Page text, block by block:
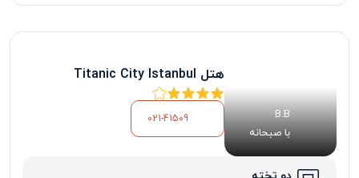
B.B
با صبحانه
هتل Titanic City Istanbul
021-41509